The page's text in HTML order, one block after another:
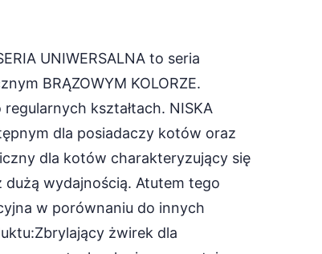
UNIWERSALNA to seria
BRĄZOWYM KOLORZE.
kształtach. NISKA
dla posiadaczy kotów oraz
dla kotów charakteryzujący się
wydajnością. Atutem tego
w porównaniu do innych
żwirek dla